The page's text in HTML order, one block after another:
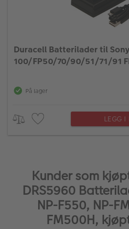
Duracell Batterilader til
100/FP50/70/90/51/71/91
På lager
LEGG I
Kunder som
DRS5960
NP-F550, NP-
FM500H,